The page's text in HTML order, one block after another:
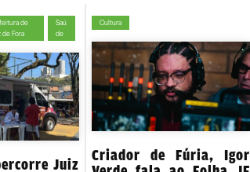
de
de Fora
Saú
de
Juiz
Cultura
Criador de Fúria, Igor